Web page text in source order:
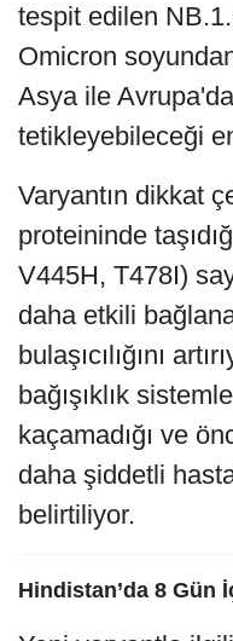
tespit edilen
Omicron
Asya ile
tetikleyebileceği
Varyantın dikkat
proteininde
V445H, T478I)
daha etkili
bulaşıcılığını
bağışıklık
kaçamadığı ve
daha şiddetli
belirtiliyor.
Hindistan’da 8 Gün